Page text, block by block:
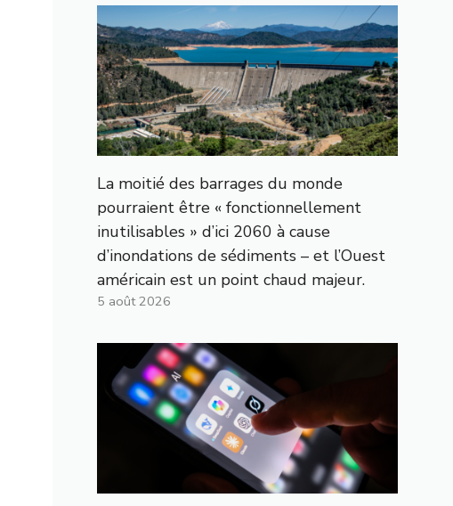
La moitié des barrages du monde
pourraient être « fonctionnellement
inutilisables » d’ici 2060 à cause
d’inondations de sédiments – et l’Ouest
américain est un point chaud majeur.
5 août 2026